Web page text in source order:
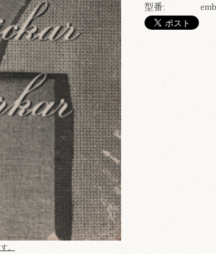
型番:
。